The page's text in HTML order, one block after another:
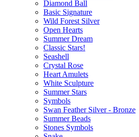
Diamond Ball
Basic Signature
Wild Forest Silver
Open Hearts
Summer Dream
Classic Stars!
Seashell
Crystal Rose
Heart Amulets
White Sculpture
Summer Stars
Symbols
Swan Feather Silver - Bronze
Summer Beads
Stones Symbols